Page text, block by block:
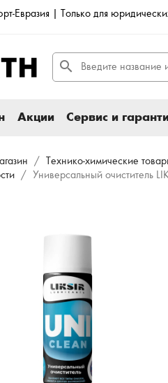
Евразия | Только для
search
Акции Сервис и
Технико-химические
Универсальный очиститель